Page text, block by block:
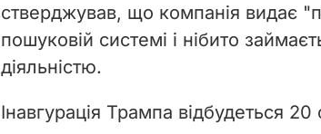
стверджував, що компанія видає
пошуковій системі і нібито
діяльністю.
Інавгурація Трампа відбудеться